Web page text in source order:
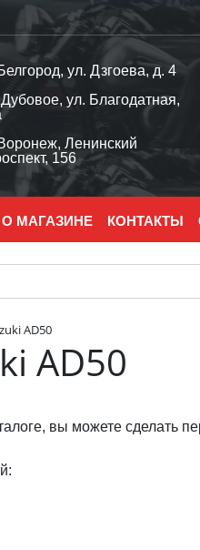
ул. Дзгоева, д. 4
ул. Благодатная,
Ленинский
156
О МАГАЗИНЕ КОНТАКТЫ
AD50
AD50
вы можете сделать